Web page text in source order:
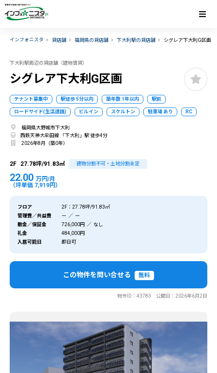
インフォニスタ 貸店舗 福岡県の貸店舗 下大利駅の貸店舗 シグレア下大利G区画
下大利駅周辺の貸店舗（建物賃貸）
シグレア下大利G区画
テナント募集中 駅徒歩 5分以内 築年数 1年以内 駅前
ロードサイド(生活道路) ビルイン スケルトン 駐車場 あり RC
福岡県大野城市下大利
西鉄天神大牟田線 「下大利」駅 徒歩4分
2026年8月（築0年）
2F 27.78坪/91.83㎡ 建物分割不可・土地分割未定
22.00 万円/月
（坪単価 7,919円）
フロア
2F：27.78坪/91.83㎡
管理費／共益費
ー ／ ー
敷金／保証金
726,000円 ／ なし
礼金
484,000円
入居可能日
即日可
この物件を問い合せる 無料
物件ID：43783 公開日：2026年6月2日